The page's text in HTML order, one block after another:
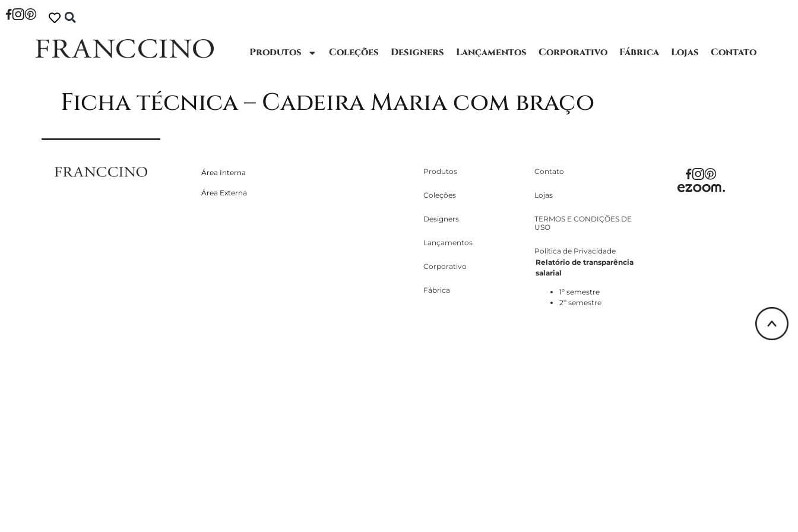
Produtos Coleções Designers Lançamentos Corporativo Fábrica Lojas Contato
Ficha técnica – Cadeira Maria com braço
Área Interna
Área Externa
Produtos
Coleções
Designers
Lançamentos
Corporativo
Fábrica
Contato
Lojas
TERMOS E CONDIÇÕES DE
USO
Política de Privacidade
Relatório de transparência
salarial
1º semestre
2º semestre